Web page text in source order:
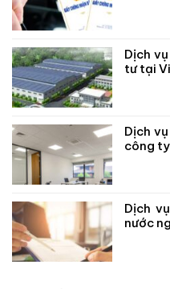
Dịch
tư tại
Dịch
công
Dịch
nước